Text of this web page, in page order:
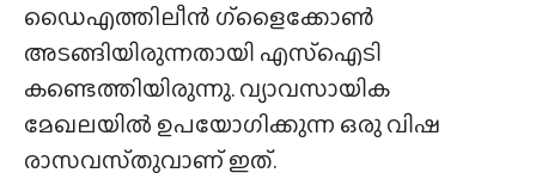
ഡൈഎത്തിലീൻ ഗ്‌ളൈക്കോൺ
അടങ്ങിയിരുന്നതായി എസ്ഐടി
കണ്ടെത്തിയിരുന്നു. വ്യാവസായിക
മേഖലയിൽ ഉപയോഗിക്കുന്ന ഒരു വിഷ
രാസവസ്‌തുവാണ് ഇത്.